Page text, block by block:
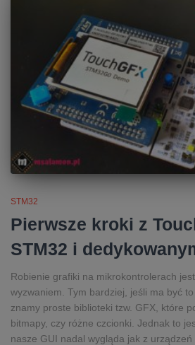
STM32
Pierwsze kroki z
STM32 i
Robienie grafiki na mikrokontrolerach
wyzwaniem. Tym bardziej, jeśli ma być
znamy proste biblioteki tzw. GFX, które
bitmapy, czy różne czcionki. Jednak to
nasze GUI nadal wygląda jak z urządzeń